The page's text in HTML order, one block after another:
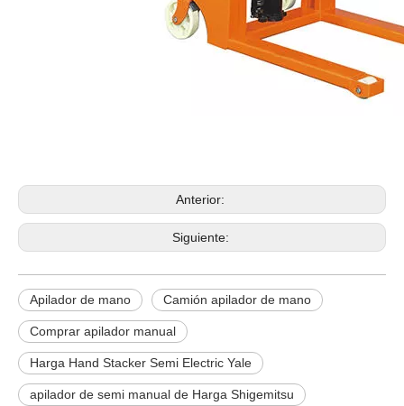
Anterior:
Siguiente:
Apilador de mano Camión apilador de mano
Comprar apilador manual
Harga Hand Stacker Semi Electric Yale
apilador de semi manual de Harga Shigemitsu